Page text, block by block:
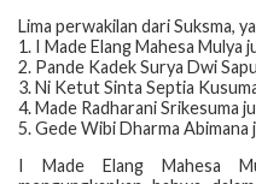
Lima perwakilan dari Suksma,
1. I Made Elang Mahesa
2. Pande Kadek Surya Dwi
3. Ni Ketut Sinta Septia
4. Made Radharani Srikesuma
5. Gede Wibi Dharma
I Made Elang Mahesa